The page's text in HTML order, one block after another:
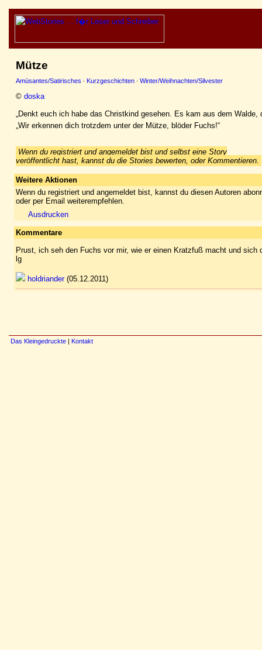
Mütze
Amüsantes/Satirisches · Kurzgeschichten · Winter/Weihnachten/Silvester
© doska
„Denkt euch ich habe das Christkind gesehen. Es kam aus dem
„Wir erkennen dich trotzdem unter der Mütze, blöder Fuchs!“
Wenn du registriert und angemeldet bist und selbst eine Story
veröffentlicht hast, kannst du die Stories bewerten, oder Kommentieren.
Weitere Aktionen
Wenn du registriert und angemeldet bist, kannst du diesen Autoren
oder per Email weiterempfehlen.
Ausdrucken
Kommentare
Prust, ich seh den Fuchs vor mir, wie er einen Kratzfuß macht und sich
lg
holdriander(05.12.2011)
Das Kleingedruckte | Kontakt